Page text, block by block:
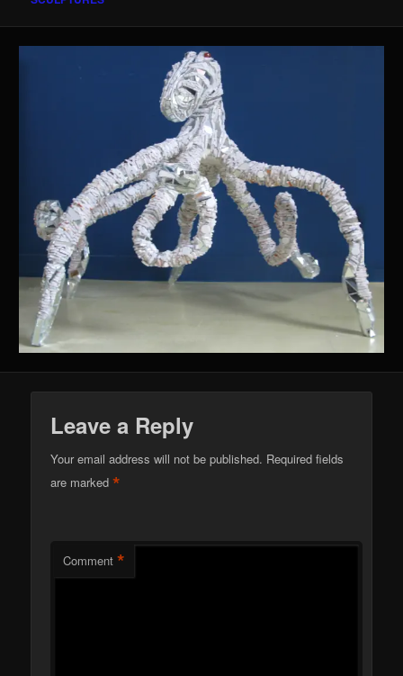
Leave a Reply
Your email address will not be published. Required fields
are marked*
Comment *